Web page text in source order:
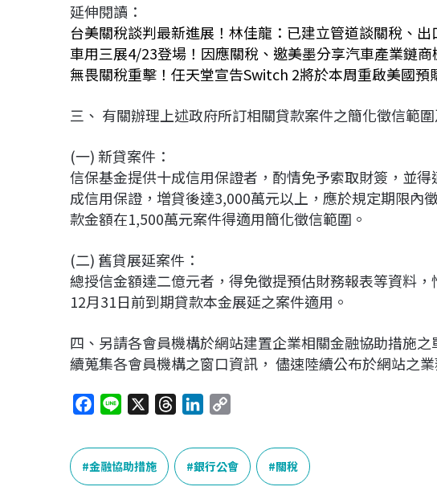
延伸閱讀：
台美關稅談判最新進展！林佳龍：已建立管道談關稅、出
車用三展4/23登場！因應關稅、邀美墨分享汽車產業鏈商
無畏關稅重擊！任天堂宣告Switch 2將於本周重啟美國預
三、 有關辦理上述政府所訂相關貸款案件之簡化徵信範
(一) 新貸案件：
信保基金提供十成信用保證者，酌情免予索取財簽，並
成信用保證，増貸後達3,000萬元以上，應於規定期限內
款金額在1,500萬元案件得適用簡化徵信範圍。
(二) 舊貸展延案件：
總授信金額達二億元者，得免徵提預估財務報表等資料
12月31日前到期貸款本金展延之案件適用。
四、另請各會員機構於網站建置企業相關金融協助措施
續蒐集各會員機構之窗口資訊， 儘速陸續公布於網站之
c
e
b
n
e
e
a
n
k
e
p
y
L
金融協助措施 銀行公會 關稅